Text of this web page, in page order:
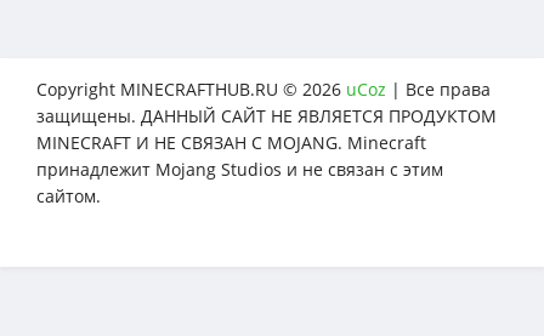
Copyright MINECRAFTHUB.RU © 2026 uCoz | Все права
защищены. ДАННЫЙ САЙТ НЕ ЯВЛЯЕТСЯ ПРОДУКТОМ
MINECRAFT И НЕ СВЯЗАН С MOJANG. Minecraft
принадлежит Mojang Studios и не связан с этим
сайтом.